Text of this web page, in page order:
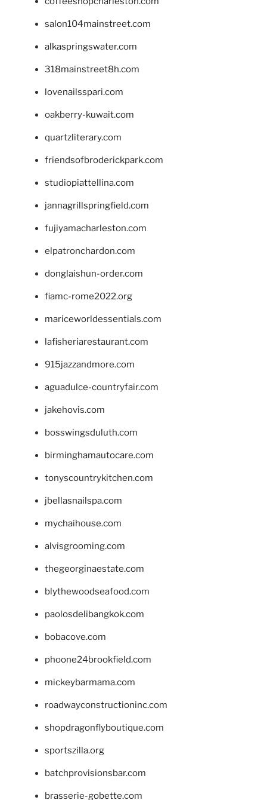
salon104mainstreet.com
alkaspringswater.com
318mainstreet8h.com
lovenailsspari.com
oakberry-kuwait.com
quartzliterary.com
friendsofbroderickpark.com
studiopiattellina.com
jannagrillspringfield.com
fujiyamacharleston.com
elpatronchardon.com
donglaishun-order.com
fiamc-rome2022.org
mariceworldessentials.com
lafisheriarestaurant.com
915jazzandmore.com
aguadulce-countryfair.com
jakehovis.com
bosswingsduluth.com
birminghamautocare.com
tonyscountrykitchen.com
jbellasnailspa.com
mychaihouse.com
alvisgrooming.com
thegeorginaestate.com
blythewoodseafood.com
paolosdelibangkok.com
bobacove.com
phoone24brookfield.com
mickeybarmama.com
roadwayconstructioninc.com
shopdragonflyboutique.com
sportszilla.org
batchprovisionsbar.com
brasserie-gobette.com